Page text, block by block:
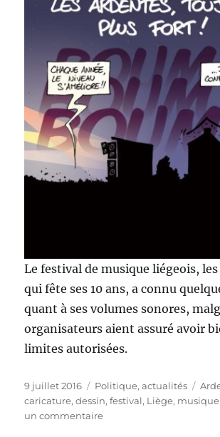
Le festival de musique liégeois,
qui fête ses 10 ans, a connu
quant à ses volumes sonores,
organisateurs aient assuré avoir
limites autorisées.
Publié
le
9 juillet 2016 Catégories
Politique, actualités
caricature,dessin,festival, Liège, musique
un commentairesur